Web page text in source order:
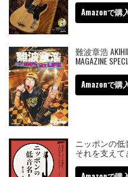
Amazonで購
難波章浩
MAGAZINE
Amazonで購
ニッポンの
それを支え